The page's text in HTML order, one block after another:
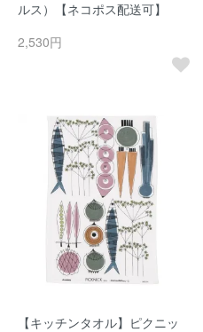
ルス）【ネコポス配送可】
2,530円
【キッチンタオル】ピクニッ